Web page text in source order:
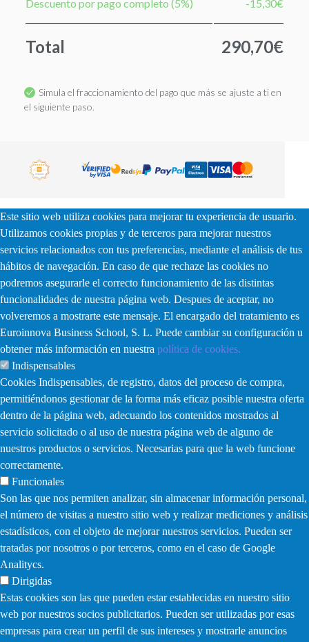
Descuento por pago completo (5%) -15,30€
Total 290,70€
Simula el fraccionamiento del pago que más se ajuste a ti en
el siguiente paso.
Este sitio web utiliza cookies para mejorar tu experiencia de usuario.
Utilizamos cookies propias y de terceros para mejorar nuestros
servicios relacionados con tus preferencias, mediante el análisis de tus
hábitos de navegación. En caso de que rechaze las cookies no
podremos asegurarle el correcto funcionamiento de las distintas
funcionalidades de nuestra página web. Despues de aceptar, no
volveremos a mostrarte este mensaje. El encargado del tratamiento es
Euroinnova Business School, S. L. Puede cambiar su configuración u
obtener más información en nuestra política de cookies.
Indispensables
Cookies Indispensables, de registro, datos del proceso de compra,
permitiéndonos gestionar de la forma más eficaz posible nuestra oferta
dentro de la página web, adecuando los contenidos mostrados al
servicio solicitado o al uso de nuestra página web de alguno de
nuestros productos o servicios. Necesarias para que la web funcione
correctamente.
Funcionales
Son las que nos permiten analizar, sin almacenar información personal,
el número de visitas a nuestro sitio web y realizar mediciones y análisis
estadísticos, con el objeto de mejorar nuestros servicios. Pueden ser
tratadas por nosotros o por terceros, como en el caso de Google
Analitycs.
Dirigidas
Estas cookies son las que pueden estar establecidas en nuestro sitio
web por nuestros socios publicitarios. Pueden ser utilizadas por esas
empresas para crear un perfil de sus intereses y mostrarle anuncios